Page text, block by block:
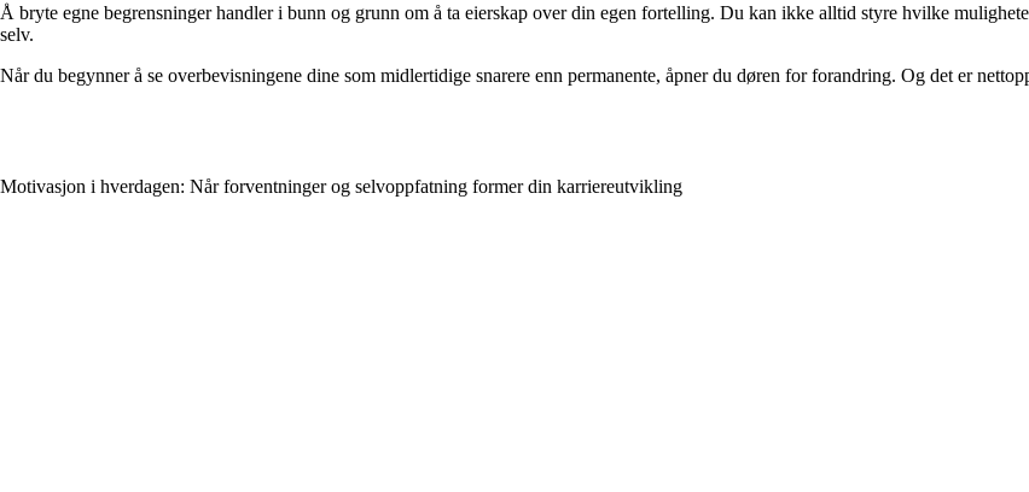
Å bryte egne begrensninger handler i bunn og grunn om å ta eierskap over din egen fortelling. Du kan ikke alltid styre hvilke
selv.
Når du begynner å se overbevisningene dine som midlertidige snarere enn permanente, åpner du døren for forandring. Og det er
Motivasjon i hverdagen: Når forventninger og selvoppfatning former din karriereutvikling